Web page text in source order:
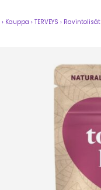
› Kauppa › TERVEYS › Ravintolisät